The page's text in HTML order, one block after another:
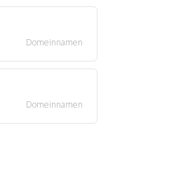
Domeinnamen
Domeinnamen